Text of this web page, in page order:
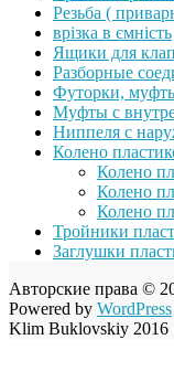
Резьба (
врізка в ємність
Ящики для
Разборные
Футорки,
Муфты с
Ниппеля с
Колено
Колено
Колено
Колено
Тройники
Заглушки
Авторские права ©
Powered by WordPress
Klim Buklovskiy 2016